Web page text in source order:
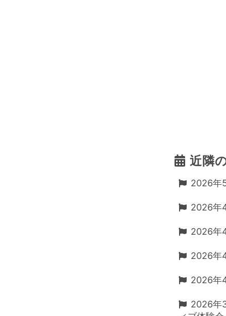
近隣
2026年
2026年
2026年
2026年
2026年
2026年